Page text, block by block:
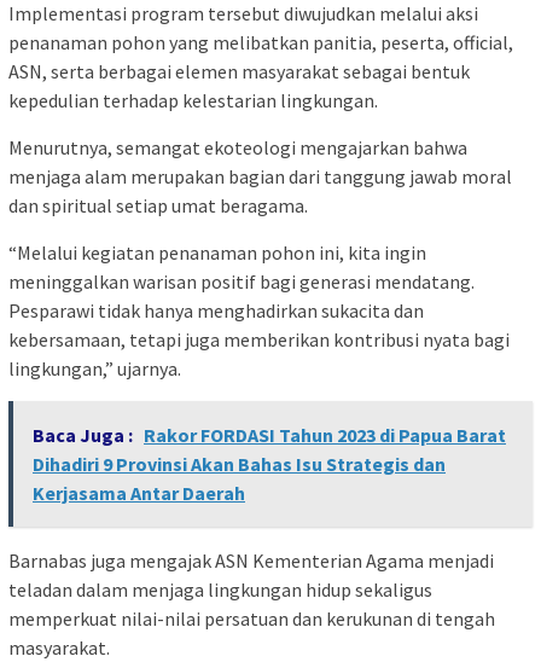
Implementasi program tersebut diwujudkan melalui aksi
penanaman pohon yang melibatkan panitia, peserta, official,
ASN, serta berbagai elemen masyarakat sebagai bentuk
kepedulian terhadap kelestarian lingkungan.
Menurutnya, semangat ekoteologi mengajarkan bahwa
menjaga alam merupakan bagian dari tanggung jawab moral
dan spiritual setiap umat beragama.
“Melalui kegiatan penanaman pohon ini, kita ingin
meninggalkan warisan positif bagi generasi mendatang.
Pesparawi tidak hanya menghadirkan sukacita dan
kebersamaan, tetapi juga memberikan kontribusi nyata bagi
lingkungan,” ujarnya.
Baca Juga : Rakor FORDASI Tahun 2023 di Papua Barat
Dihadiri 9 Provinsi Akan Bahas Isu Strategis dan
Kerjasama Antar Daerah
Barnabas juga mengajak ASN Kementerian Agama menjadi
teladan dalam menjaga lingkungan hidup sekaligus
memperkuat nilai-nilai persatuan dan kerukunan di tengah
masyarakat.